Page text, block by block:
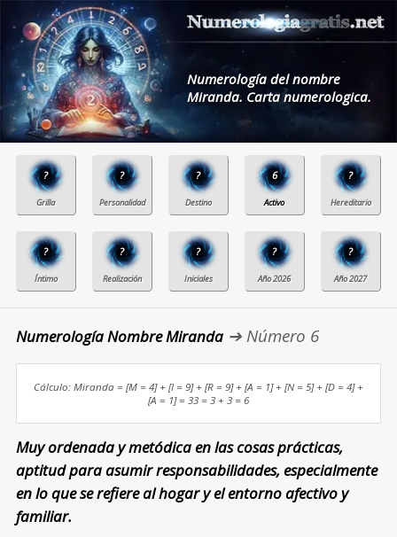
Numerología del nombre
Miranda. Carta numerologica.
? ? ? 6 ?
? ? ? ? ?
Numerología Nombre Miranda➔ Número 6
Cálculo: Miranda = [M = 4] + [I = 9] + [R = 9] + [A = 1] + [N = 5] + [D = 4] +
[A = 1] = 33 = 3 + 3 = 6
Muy ordenada y metódica en las cosas prácticas,
aptitud para asumir responsabilidades, especialmente
en lo que se refiere al hogar y el entorno afectivo y
familiar.